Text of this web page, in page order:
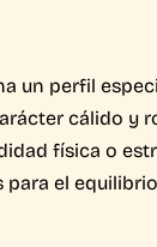
un perfil
cálido y
física o
el